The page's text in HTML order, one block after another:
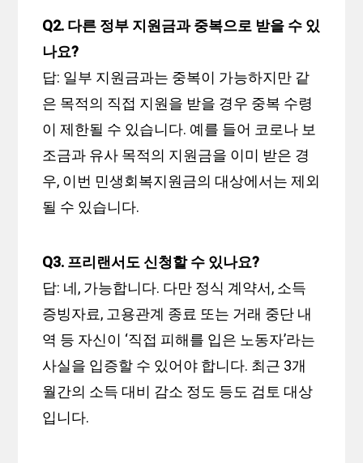
Q2. 다른 정부 지원금과 중복으로 받을 수 있
나요?
답: 일부 지원금과는 중복이 가능하지만 같
은 목적의 직접 지원을 받을 경우 중복 수령
이 제한될 수 있습니다. 예를 들어 코로나 보
조금과 유사 목적의 지원금을 이미 받은 경
우, 이번 민생회복지원금의 대상에서는 제외
될 수 있습니다.
Q3. 프리랜서도 신청할 수 있나요?
답: 네, 가능합니다. 다만 정식 계약서, 소득
증빙자료, 고용관계 종료 또는 거래 중단 내
역 등 자신이 ‘직접 피해를 입은 노동자’라는
사실을 입증할 수 있어야 합니다. 최근 3개
월간의 소득 대비 감소 정도 등도 검토 대상
입니다.